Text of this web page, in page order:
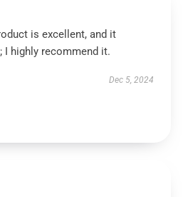
is excellent, and it
highly recommend it.
Dec 5, 2024